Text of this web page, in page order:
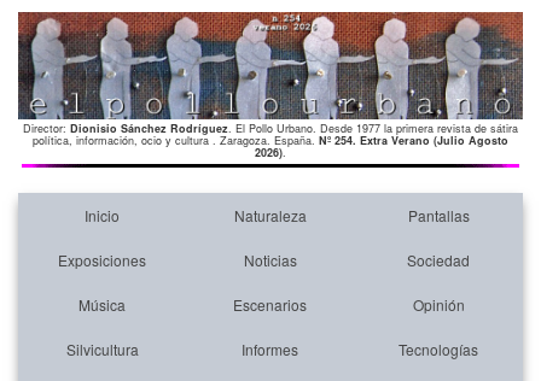
Director: Dionisio Sánchez Rodríguez. El Pollo Urbano. Desde 1977 la primera revista de sátira
política, información, ocio y cultura . Zaragoza. España. Nº 254. Extra Verano (Julio Agosto
2026).
Inicio Naturaleza Pantallas
Exposiciones Noticias Sociedad
Música Escenarios Opinión
Silvicultura Informes Tecnologías